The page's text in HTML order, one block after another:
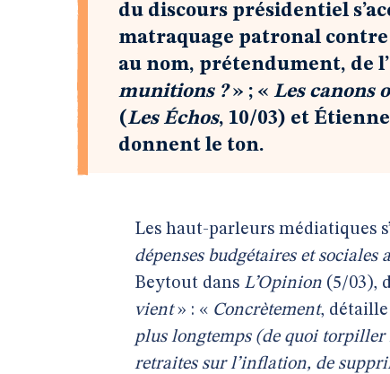
du discours présidentiel
matraquage patronal
au nom, prétendument, de
munitions ?» ; « Les canons
(Les Échos, 10/03) et
donnent le ton.
Les haut-parleurs médiatiques
dépenses budgétaires et
Beytout dans L’Opinion (5/03),
vient» : « Concrètement,
plus longtemps (de quoi
retraites sur l’inflation, de